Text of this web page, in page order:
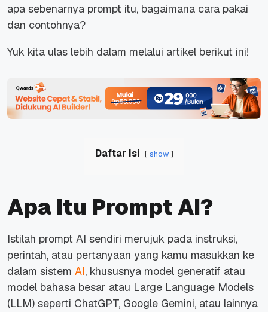
apa sebenarnya prompt itu, bagaimana cara pakai
dan contohnya?
Yuk kita ulas lebih dalam melalui artikel berikut ini!
Daftar Isi show
Apa Itu Prompt AI?
Istilah prompt AI sendiri merujuk pada instruksi,
perintah, atau pertanyaan yang kamu masukkan ke
dalam sistem AI, khususnya model generatif atau
model bahasa besar atau Large Language Models
(LLM) seperti ChatGPT, Google Gemini, atau lainnya